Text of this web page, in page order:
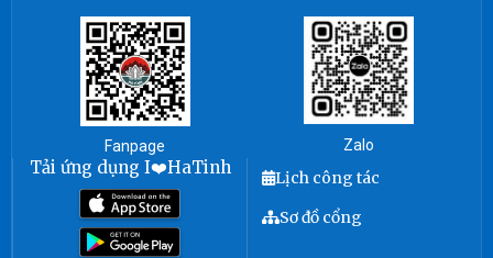
Fanpage Zalo
Tải ứng dụng I❤️HaTinh
Lịch công tác
Sơ đồ cổng